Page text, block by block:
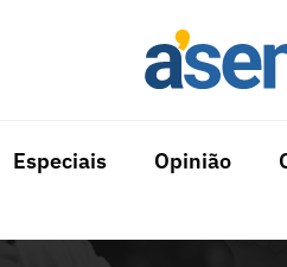
Especiais Opinião